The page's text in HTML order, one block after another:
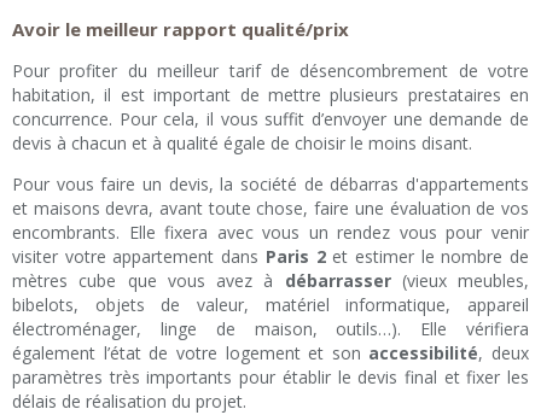
Avoir le meilleur rapport qualité/prix
Pour profiter du meilleur tarif de désencombrement de votre
habitation, il est important de mettre plusieurs prestataires en
concurrence. Pour cela, il vous suffit d’envoyer une demande de
devis à chacun et à qualité égale de choisir le moins disant.
Pour vous faire un devis, la société de débarras d'appartements
et maisons devra, avant toute chose, faire une évaluation de vos
encombrants. Elle fixera avec vous un rendez vous pour venir
visiter votre appartement dans Paris 2et estimer le nombre de
mètres cube que vous avez à débarrasser(vieux meubles,
bibelots, objets de valeur, matériel informatique, appareil
électroménager, linge de maison, outils…). Elle vérifiera
également l’état de votre logement et son accessibilité, deux
paramètres très importants pour établir le devis final et fixer les
délais de réalisation du projet.